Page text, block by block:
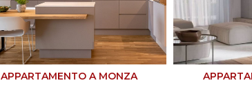
APPARTAMENTO A MONZA